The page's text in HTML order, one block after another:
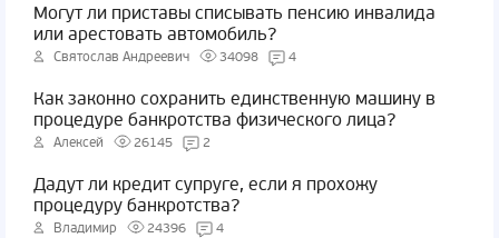
Могут ли приставы списывать пенсию инвалида
или арестовать автомобиль?
Святослав Андреевич 34098 4
Как законно сохранить единственную машину в
процедуре банкротства физического лица?
Алексей 26145 2
Дадут ли кредит супруге, если я прохожу
процедуру банкротства?
Владимир 24396 4